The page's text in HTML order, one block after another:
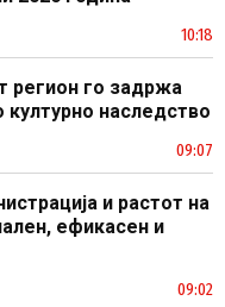
10:18
регион го задржа
културно наследство
09:07
и растот на
ефикасен и
09:02